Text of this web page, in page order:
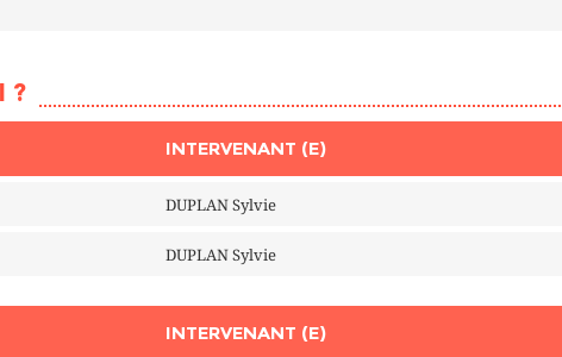
?
INTERVENANT (E)
DUPLAN Sylvie
DUPLAN Sylvie
INTERVENANT (E)